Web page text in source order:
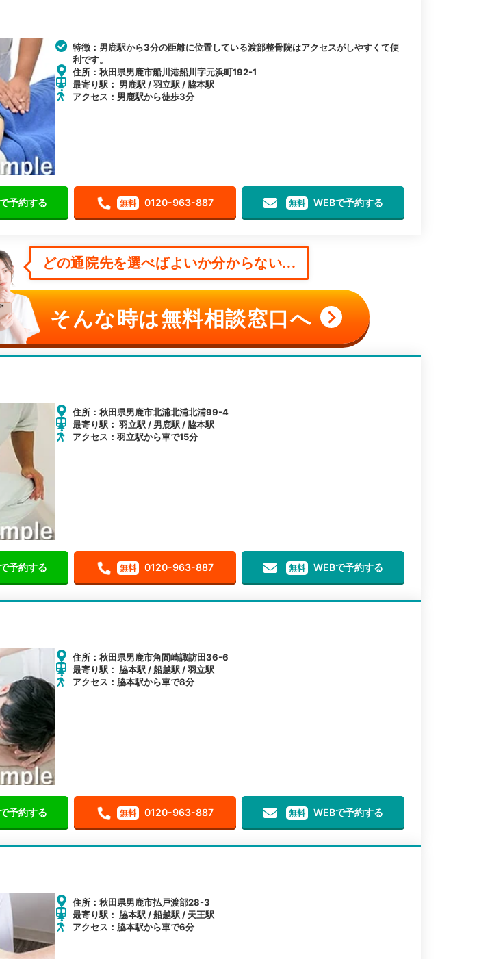
特徴：男鹿駅から3分の距離に位置している渡部整骨院はアクセスがしやすくて便
利です。
住所：秋田県男鹿市船川港船川字元浜町192-1
最寄り駅： 男鹿駅 / 羽立駅 / 脇本駅
アクセス：男鹿駅から徒歩3分
予約する 無料 0120-963-887 無料 WEBで予約する
どの通院先を選べばよいか分からない...
そんな時は無料相談窓口へ
住所：秋田県男鹿市北浦北浦北浦99-4
最寄り駅： 羽立駅 / 男鹿駅 / 脇本駅
アクセス：羽立駅から車で15分
予約する 無料 0120-963-887 無料 WEBで予約する
住所：秋田県男鹿市角間崎諏訪田36-6
最寄り駅： 脇本駅 / 船越駅 / 羽立駅
アクセス：脇本駅から車で8分
予約する 無料 0120-963-887 無料 WEBで予約する
住所：秋田県男鹿市払戸渡部28-3
最寄り駅： 脇本駅 / 船越駅 / 天王駅
アクセス：脇本駅から車で6分